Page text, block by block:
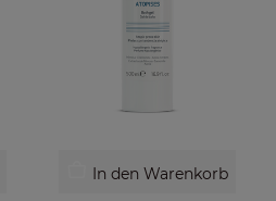
In den Warenkorb